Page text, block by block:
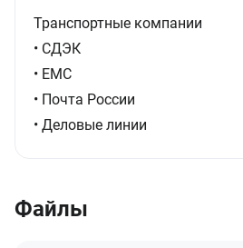
Транспортные компании
• СДЭК
• ЕМС
• Почта России
• Деловые линии
Файлы